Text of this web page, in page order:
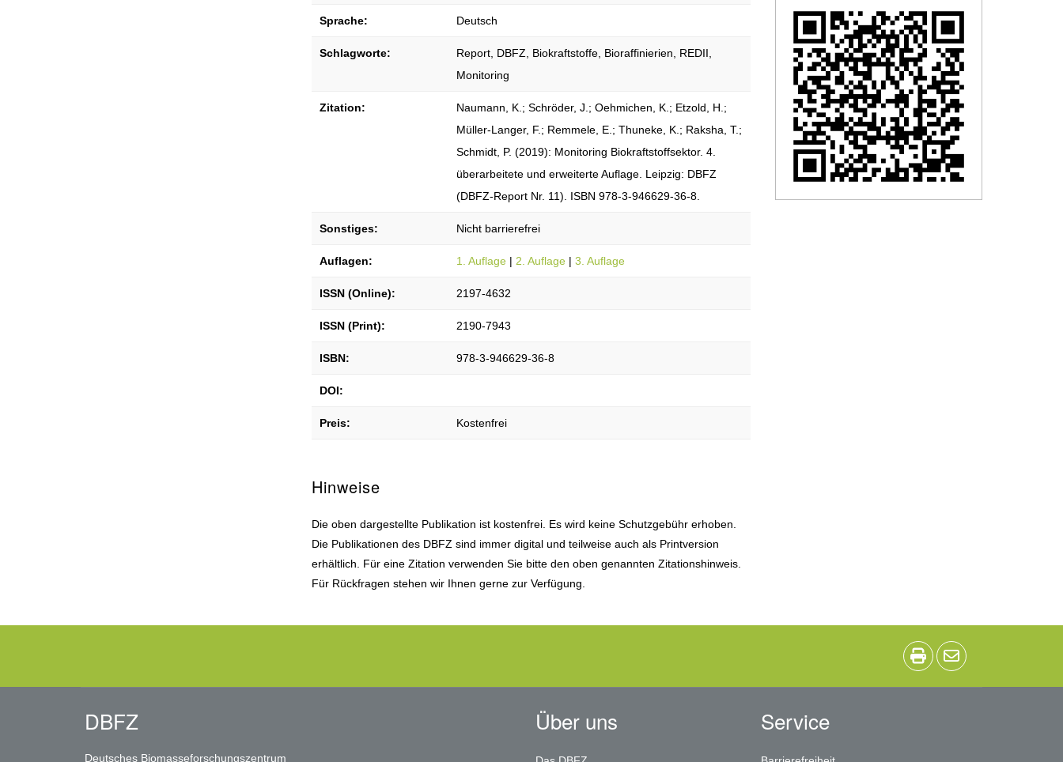
Sprache: Deutsch
Schlagworte:
Report, DBFZ, Biokraftstoffe, Bioraffinierien, REDII,
Monitoring
Zitation:
Naumann, K.; Schröder, J.; Oehmichen, K.; Etzold, H.;
Müller-Langer, F.; Remmele, E.; Thuneke, K.; Raksha, T.;
Schmidt, P. (2019): Monitoring Biokraftstoffsektor. 4.
überarbeitete und erweiterte Auflage. Leipzig: DBFZ
(DBFZ-Report Nr. 11). ISBN 978-3-946629-36-8.
Sonstiges: Nicht barrierefrei
Auflagen: 1. Auflage | 2. Auflage |3. Auflage
ISSN (Online): 2197-4632
ISSN (Print): 2190-7943
ISBN: 978-3-946629-36-8
DOI:
Preis: Kostenfrei
Hinweise
Die oben dargestellte Publikation ist kostenfrei. Es wird keine Schutzgebühr erhoben.
Die Publikationen des DBFZ sind immer digital und teilweise auch als Printversion
erhältlich. Für eine Zitation verwenden Sie bitte den oben genannten Zitationshinweis.
Für Rückfragen stehen wir Ihnen gerne zur Verfügung.
DBFZ
Deutsches Biomasseforschungszentrum
Über uns Service